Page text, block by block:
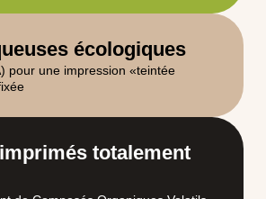
écologiques
pour une impression «teintée
totalement